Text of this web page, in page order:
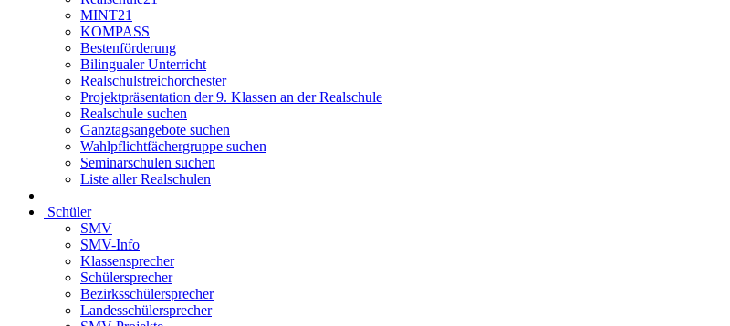
MINT21
KOMPASS
Bestenförderung
Bilingualer Unterricht
Realschulstreichorchester
Projektpräsentation der 9. Klassen an der Realschule
Realschule suchen
Ganztagsangebote suchen
Wahlpflichtfächergruppe suchen
Seminarschulen suchen
Liste aller Realschulen
Schüler
SMV
SMV-Info
Klassensprecher
Schülersprecher
Bezirksschülersprecher
Landesschülersprecher